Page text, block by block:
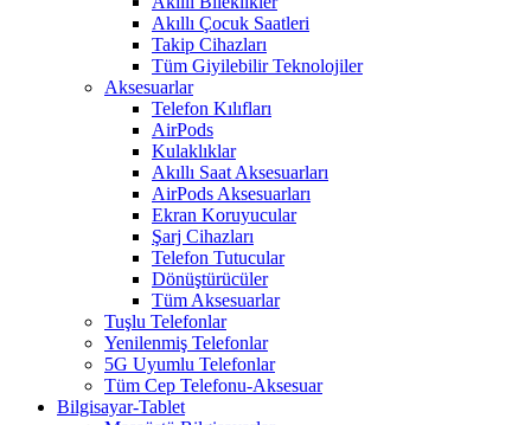
Akıllı Çocuk Saatleri
Takip Cihazları
Tüm Giyilebilir Teknolojiler
Aksesuarlar
Telefon Kılıfları
AirPods
Kulaklıklar
Akıllı Saat Aksesuarları
AirPods Aksesuarları
Ekran Koruyucular
Şarj Cihazları
Telefon Tutucular
Dönüştürücüler
Tüm Aksesuarlar
Tuşlu Telefonlar
Yenilenmiş Telefonlar
5G Uyumlu Telefonlar
Tüm Cep Telefonu-Aksesuar
Bilgisayar-Tablet